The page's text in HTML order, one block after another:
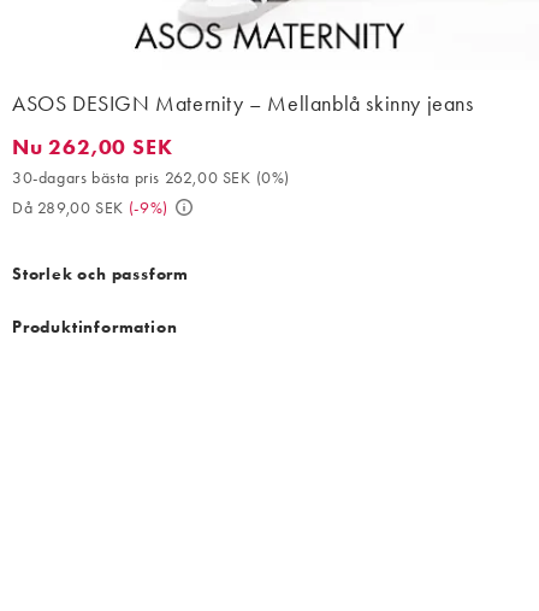
ASOS DESIGN Maternity – Mellanblå skinny jeans
Nu 262,00 SEK. 30-dagars bästa pris 262,00 SEK (0%). Då
Nu 262,00 SEK
30-dagars bästa pris 262,00 SEK (0%)
Då 289,00 SEK (-9%)
Storlek och passform
Produktinformation